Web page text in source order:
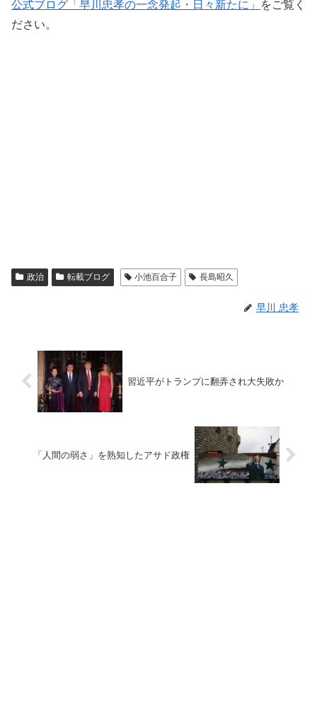
公式ブログ「早川忠孝の一念発起・日々新たに」
をご覧く
ださい。
政治 転載ブログ 小池百合子 長島昭久
早川 忠孝
習近平がトランプに翻弄され大失敗か
「人間の弱さ」を熟知したアサド政権